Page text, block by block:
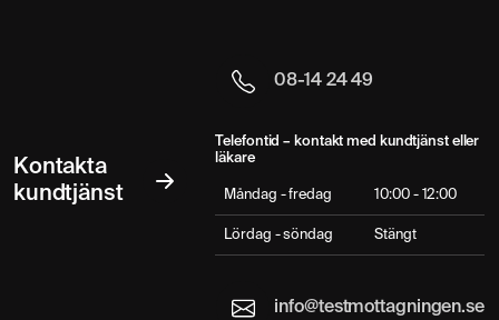
Kontakta
kundtjänst
08-14 24 49
Telefontid – kontakt med kundtjänst eller
läkare
Måndag - fredag 10:00 - 12:00
Lördag - söndag Stängt
info@testmottagningen.se